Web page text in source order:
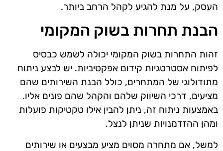
העסק, על מנת להגיע לקהל הרחב ביותר.
הבנת תחרות בשוק המקומי
זהות התחרות בשוק המקומי יכולה לשמש כבסיס
לפיתוח אסטרטגיות קידום אפקטיביות. יש לבצע ניתוח
מתודולוגי של המתחרים, כולל הבנת השירותים שהם
מציעים, דרכי השיווק שלהם והקהל שהם פונים אליו.
באמצעות ניתוח זה, ניתן להבין אילו טקטיקות פועלות
ומהן ההזדמנויות שניתן לנצל.
למשל, אם מתחרה מסוים מציע מבצעים או שירותים